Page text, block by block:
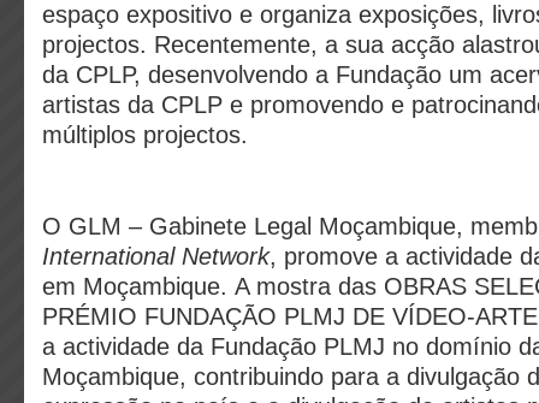
espaço expositivo e organiza exposições,
projectos. Recentemente, a sua acção
da CPLP, desenvolvendo a Fundação um
artistas da CPLP e promovendo e
múltiplos projectos.
O GLM – Gabinete Legal Moçambique,
International Network, promove a actividade
em Moçambique. A mostra das OBRAS
PRÉMIO FUNDAÇÃO PLMJ DE VÍDEO-
a actividade da Fundação PLMJ no domínio
Moçambique, contribuindo para a divulgação